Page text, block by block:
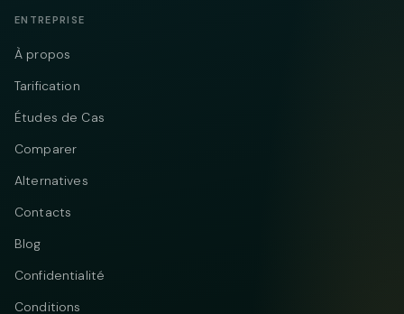
ENTREPRISE
À propos
Tarification
Études de Cas
Comparer
Alternatives
Contacts
Blog
Confidentialité
Conditions